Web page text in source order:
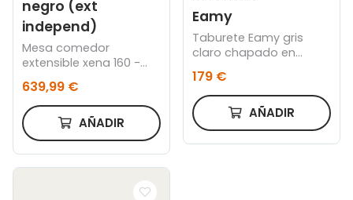
negro (ext
independ)
Mesa comedor
extensible xena 160 -
nordish / negro
639,99 €
AÑADIR
Eamy
Taburete Eamy gris
claro chapado en
natural y metal negro
altura 65 cm
179 €
AÑADIR